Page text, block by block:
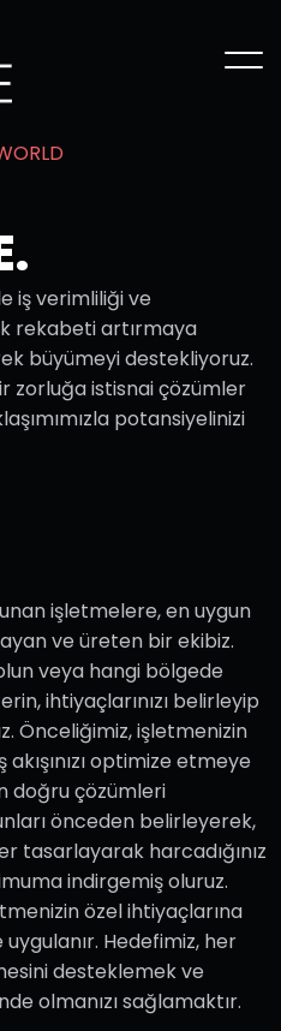
ORLD
.
iş verimliliği ve
rekabeti artırmaya
büyümeyi destekliyoruz.
zorluğa istisnai çözümler
potansiyelinizi
işletmelere, en uygun
ve üreten bir ekibiz.
veya hangi bölgede
ihtiyaçlarınızı belirleyip
Önceliğimiz, işletmenizin
optimize etmeye
doğru çözümleri
önceden belirleyerek,
tasarlayarak harcadığınız
indirgemiş oluruz.
özel ihtiyaçlarına
Hedefimiz, her
desteklemek ve
olmanızı sağlamaktır.